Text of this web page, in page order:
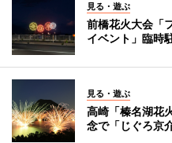
見る・遊ぶ
前橋花火大会「
イベント」臨時
見る・遊ぶ
高崎「榛名湖花
念で「じぐろ京